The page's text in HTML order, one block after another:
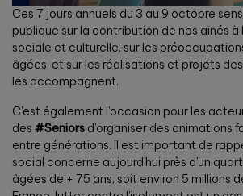
Ces 7 jours annuels du 3 au 9 octobre
publique sur la contribution de nos ainés
sociale et culturelle, sur les
âgées, et sur les réalisations et projets
les accompagnent.
C’est également l’occasion pour les
des #Seniors d’organiser des animations
entre générations. Il est important de
social concerne aujourd’hui près d’un
âgées de + 75 ans, soit environ 5 millions